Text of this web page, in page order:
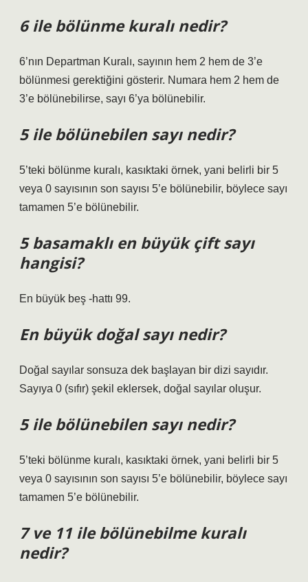
6 ile bölünme kuralı nedir?
6’nın Departman Kuralı, sayının hem 2 hem de 3’e
bölünmesi gerektiğini gösterir. Numara hem 2 hem de
3’e bölünebilirse, sayı 6’ya bölünebilir.
5 ile bölünebilen sayı nedir?
5’teki bölünme kuralı, kasıktaki örnek, yani belirli bir 5
veya 0 sayısının son sayısı 5’e bölünebilir, böylece sayı
tamamen 5’e bölünebilir.
5 basamaklı en büyük çift sayı
hangisi?
En büyük beş -hattı 99.
En büyük doğal sayı nedir?
Doğal sayılar sonsuza dek başlayan bir dizi sayıdır.
Sayıya 0 (sıfır) şekil eklersek, doğal sayılar oluşur.
5 ile bölünebilen sayı nedir?
5’teki bölünme kuralı, kasıktaki örnek, yani belirli bir 5
veya 0 sayısının son sayısı 5’e bölünebilir, böylece sayı
tamamen 5’e bölünebilir.
7 ve 11 ile bölünebilme kuralı
nedir?